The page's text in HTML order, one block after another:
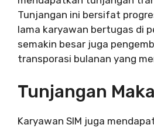
Tunjangan ini bersifat
lama karyawan bertugas di
semakin besar juga
transporasi bulanan yang
Tunjangan
Karyawan SIM juga